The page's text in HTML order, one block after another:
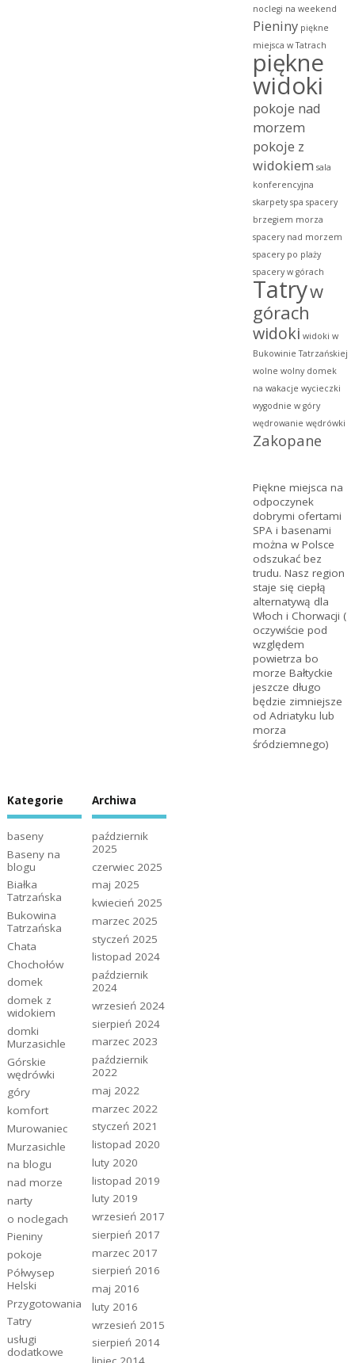
noclegi na weekend
Pieniny piękne
miejsca w Tatrach
piękne
widoki
pokoje nad
morzem
pokoje z
widokiem sala
konferencyjna
skarpety spa spacery
brzegiem morza
spacery nad morzem
spacery po plaży
spacery w górach
Tatryw
górach
widoki widoki w
Bukowinie Tatrzańskiej
wolne wolny domek
na wakacje wycieczki
wygodnie w góry
wędrowanie wędrówki
Zakopane
Piękne miejsca na
odpoczynek
dobrymi ofertami
SPAi basenami
można w Polsce
odszukać bez
trudu. Nasz region
staje się ciepłą
alternatywą dla
Włoch i Chorwacji (
oczywiście pod
względem
powietrza bo
morze Bałtyckie
jeszcze długo
będzie zimniejsze
od Adriatyku lub
morza
śródziemnego)
Kategorie
baseny
Baseny na
blogu
Białka
Tatrzańska
Bukowina
Tatrzańska
Chata
Chochołów
domek
domek z
widokiem
domki
Murzasichle
Górskie
wędrówki
góry
komfort
Murowaniec
Murzasichle
na blogu
nad morze
narty
o noclegach
Pieniny
pokoje
Półwysep
Helski
Przygotowania
Tatry
usługi
dodatkowe
Archiwa
październik
2025
czerwiec 2025
maj 2025
kwiecień 2025
marzec 2025
styczeń 2025
listopad 2024
październik
2024
wrzesień 2024
sierpień 2024
marzec 2023
październik
2022
maj 2022
marzec 2022
styczeń 2021
listopad 2020
luty 2020
listopad 2019
luty 2019
wrzesień 2017
sierpień 2017
marzec 2017
sierpień 2016
maj 2016
luty 2016
wrzesień 2015
sierpień 2014